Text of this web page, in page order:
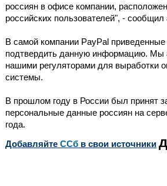
россиян в офисе компании,
российских пользователей", -
В самой компании PayPal
подтвердить данную информацию. Мы
нашими регуляторами для выработки
системы.
В прошлом году в России был принят
персональные данные россиян на
года.
Добавляйте CСб в свои источники